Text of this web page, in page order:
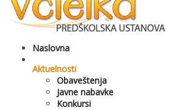
Naslovna
Aktuelnosti
Obaveštenja
Javne nabavke
Konkursi